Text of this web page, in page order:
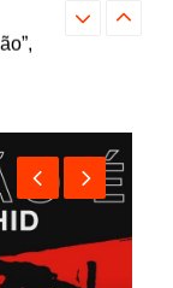
Farofa